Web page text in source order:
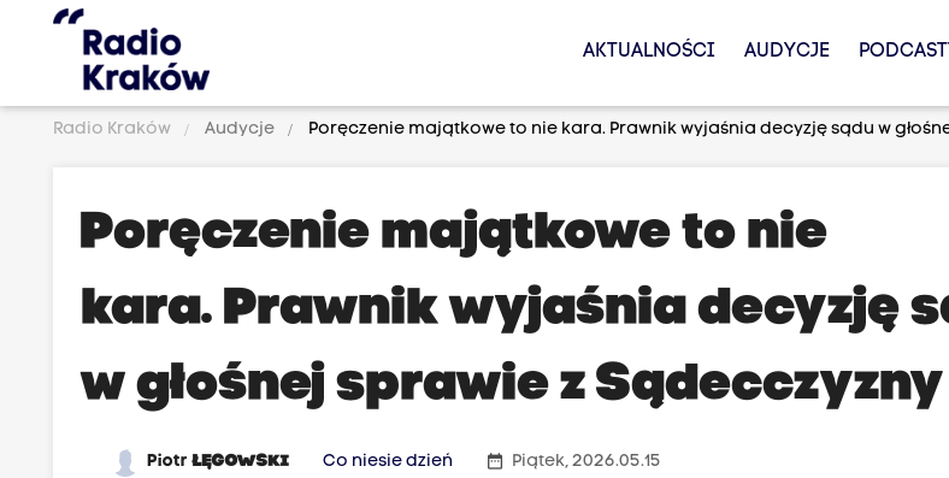
AKTUALNOŚCI AUDYCJE
Radio Kraków Audycje Poręczenie majątkowe to nie kara. Prawnik wyjaśnia decyzję sądu w
Poręczenie majątkowe to nie
kara. Prawnik wyjaśnia decyzję
w głośnej sprawie z Sądecczyzny
PiotrŁĘGOWSKI Co niesie dzień date_range Piątek, 2026.05.15